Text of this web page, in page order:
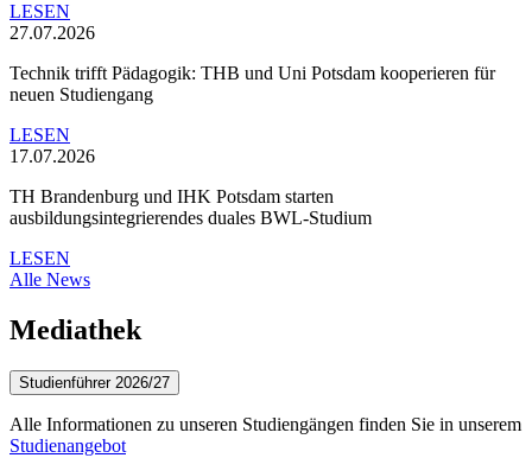
LESEN
27.07.2026
Technik trifft Pädagogik: THB und Uni Potsdam kooperieren für
neuen Studiengang
LESEN
17.07.2026
TH Brandenburg und IHK Potsdam starten
ausbildungsintegrierendes duales BWL-Studium
LESEN
Alle News
Mediathek
Studienführer 2026/27
Alle Informationen zu unseren Studiengängen finden Sie in unserem
Studienangebot